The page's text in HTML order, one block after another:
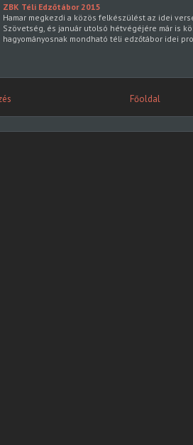
ZBK Téli Edzőtábor 2015
Hamar megkezdi a közös felkészülést az idei
Szövetség, és január utolsó hétvégéjére már is
hagyományosnak mondható téli edzőtábor idei
Főoldal